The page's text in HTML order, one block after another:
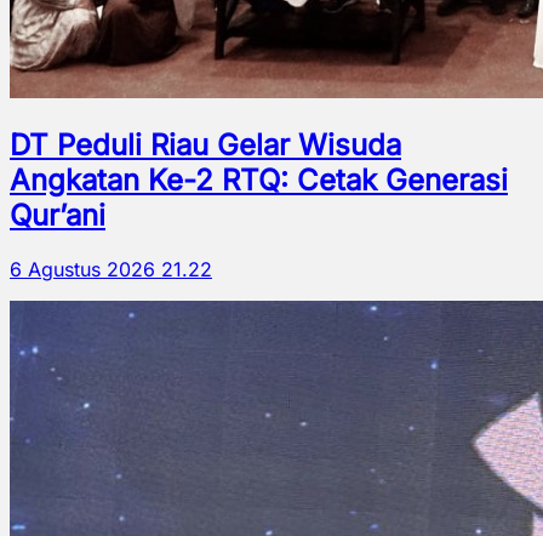
DT Peduli Riau Gelar Wisuda
Angkatan Ke-2 RTQ: Cetak Generasi
Qur’ani
6 Agustus 2026 21.22